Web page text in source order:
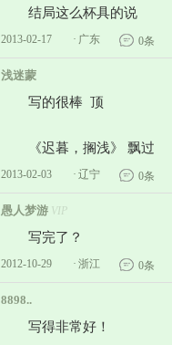
结局这么杯具的说
2013-02-17 · 广东 0条
浅迷蒙
写的很棒 顶
《迟暮，搁浅》 飘过
2013-02-03 · 辽宁 0条
愚人梦游 VIP
写完了？
2012-10-29 · 浙江 0条
8898..
写得非常好！